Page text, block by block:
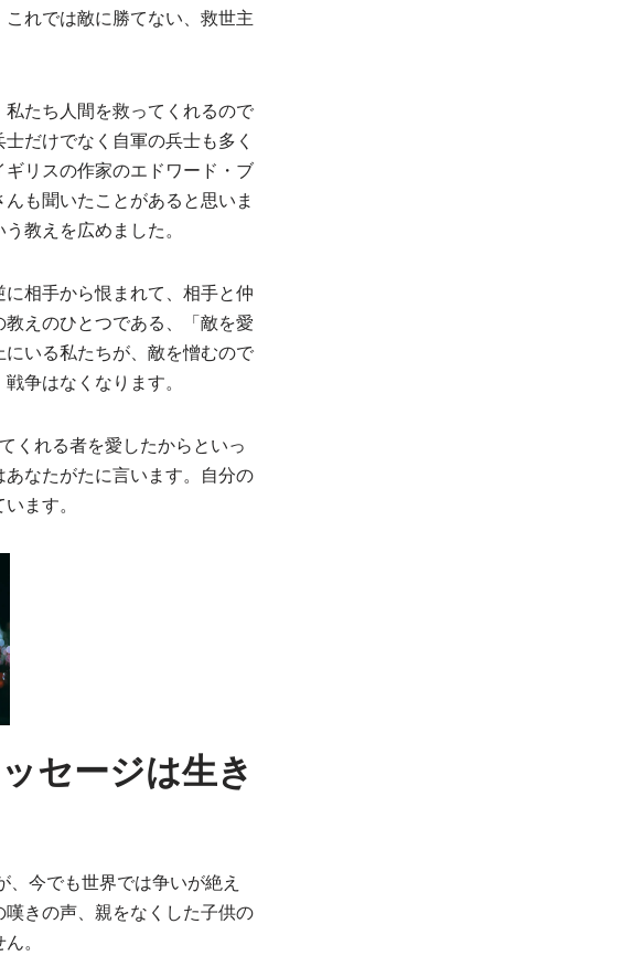
れでは敵に勝てない、救世主
たち人間を救ってくれるので
だけでなく自軍の兵士も多く
リスの作家のエドワード・ブ
も聞いたことがあると思いま
教えを広めました。
相手から恨まれて、相手と仲
えのひとつである、「敵を愛
いる私たちが、敵を憎むので
争はなくなります。
くれる者を愛したからといっ
なたがたに言います。自分の
ます。
セージは生き
今でも世界では争いが絶え
きの声、親をなくした子供の
。